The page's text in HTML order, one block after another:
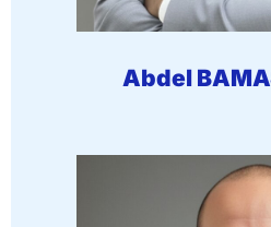
Abdel